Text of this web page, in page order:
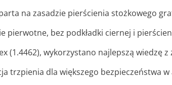
na zasadzie pierścienia stożkowego
pierwotne, bez podkładki ciernej i
(1.4462), wykorzystano najlepszą wiedzę
trzpienia dla większego bezpieczeństwa